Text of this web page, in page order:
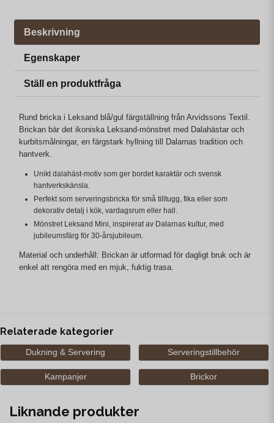
Beskrivning
Egenskaper
Ställ en produktfråga
Rund bricka i Leksand blå/gul färgställning från Arvidssons Textil.
Brickan bär det ikoniska Leksand-mönstret med Dalahästar och
kurbitsmålningar, en färgstark hyllning till Dalarnas tradition och
hantverk.
Unikt dalahäst-motiv som ger bordet karaktär och svensk
hantverkskänsla.
Perfekt som serveringsbricka för små tilltugg, fika eller som
dekorativ detalj i kök, vardagsrum eller hall.
Mönstret Leksand Mini, inspirerat av Dalarnas kultur, med
jubileumsfärg för 30-årsjubileum.
Material och underhåll: Brickan är utformad för dagligt bruk och är
enkel att rengöra med en mjuk, fuktig trasa.
Relaterade kategorier
Dukning & Servering Serveringstillbehör
Kampanjer Brickor
Liknande produkter